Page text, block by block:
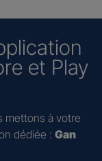
et Play
mettons à votre
dédiée : Gan